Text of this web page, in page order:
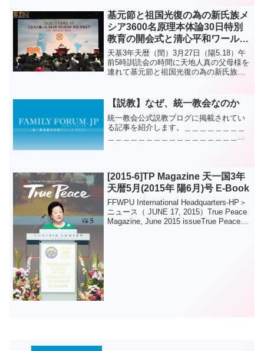
父母様の祝福が共にありますようお祈り
申し...
基元節と祖国光復の為の新氏族メ
シア3600名原理本体論30日特別
教育の開会式と清心平和ワールド
センター訓読会（天暦（閏）3月
27日（陽5.18））
天基3年天暦（閏）3月27日（陽5.18）午
前5時訓読会の時間に天地人真の父母様を
連れて基元節と祖国光復の為の新氏族メ
れた。……この日の行事はファンソンジ
ョ総長の...
【説教】なぜ、統一教会なのか
統一教会公式説教ブログに掲載されてい
る記事を紹介します。＿＿＿＿＿＿＿＿
日本には、古来よりの民族宗...
[2015-6]TP Magazine 天一国3年
天暦5月(2015年 陽6月)号 E-Book
FFWPU International Headquarters-HP＞
ニュース（ JUNE 17, 2015）True Peace
Magazine, June 2015 issueTrue Peace